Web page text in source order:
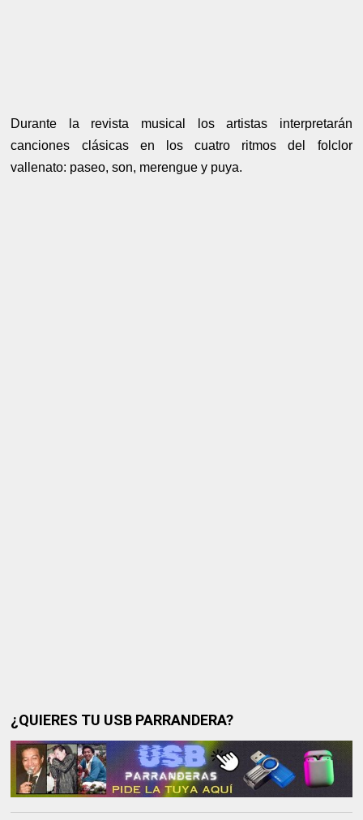
Durante la revista musical los artistas interpretarán
canciones clásicas en los cuatro ritmos del folclor
vallenato: paseo, son, merengue y puya.
¿QUIERES TU USB PARRANDERA?